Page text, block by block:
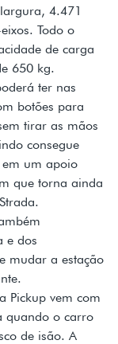
4.471
Todo o
de carga
650 kg.
ter nas
botões para
tirar as mãos
consegue
um apoio
que torna ainda
e dos
mudar a estação
Pickup vem com
quando o carro
de isão. A